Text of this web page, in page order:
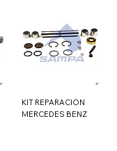
KIT REPARACION
MERCEDES BENZ